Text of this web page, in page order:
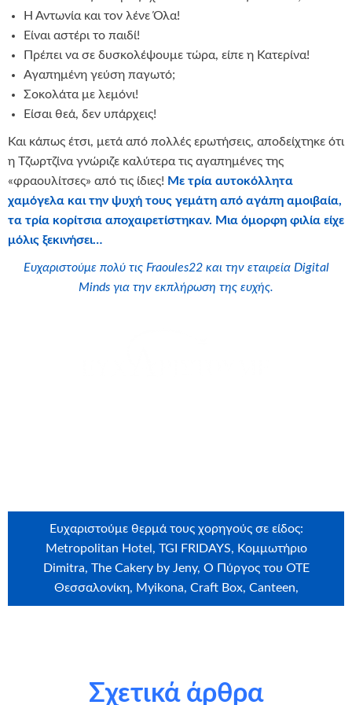
Η Αντωνία και τον λένε Όλα!
Είναι αστέρι το παιδί!
Πρέπει να σε δυσκολέψουμε τώρα, είπε η Κατερίνα!
Αγαπημένη γεύση παγωτό;
Σοκολάτα με λεμόνι!
Είσαι θεά, δεν υπάρχεις!
Και κάπως έτσι, μετά από πολλές ερωτήσεις, αποδείχτηκε ότι
η Τζωρτζίνα γνώριζε καλύτερα τις αγαπημένες της
«φραουλίτσες» από τις ίδιες! Με τρία αυτοκόλλητα
χαμόγελα και την ψυχή τους γεμάτη από αγάπη αμοιβαία,
τα τρία κορίτσια αποχαιρετίστηκαν. Μια όμορφη φιλία είχε
μόλις ξεκινήσει…
Ευχαριστούμε πολύ τις Fraoules22 και την εταιρεία Digital
Minds για την εκπλήρωση της ευχής.
Ευχαριστούμε θερμά τους χορηγούς σε είδος:
Metropolitan Hotel, TGI FRIDAYS, Κομμωτήριο
Dimitra, The Cakery by Jeny, Ο Πύργος του ΟΤΕ
Θεσσαλονίκη, Myikona, Craft Box, Canteen,
Σχετικά άρθρα